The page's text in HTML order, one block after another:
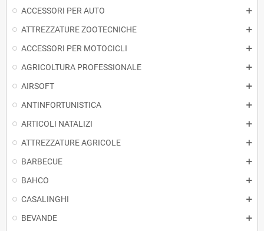
ACCESSORI PER AUTO
ATTREZZATURE ZOOTECNICHE
ACCESSORI PER MOTOCICLI
AGRICOLTURA PROFESSIONALE
AIRSOFT
ANTINFORTUNISTICA
ARTICOLI NATALIZI
ATTREZZATURE AGRICOLE
BARBECUE
BAHCO
CASALINGHI
BEVANDE